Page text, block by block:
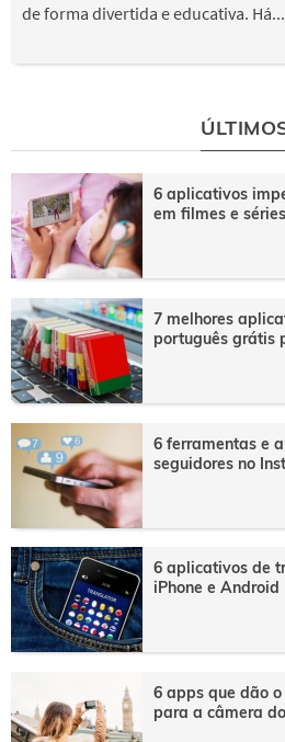
de forma divertida e educativa. Há...
6 aplicativos
em filmes e
7 melhores
português grátis
6 ferramentas e
seguidores no
6 aplicativos de
iPhone e Android
6 apps que dão
para a câmera